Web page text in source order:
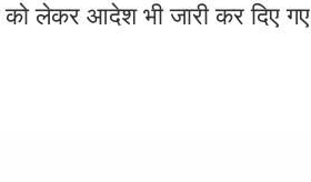
को लेकर आदेश भी जारी कर दिए गए